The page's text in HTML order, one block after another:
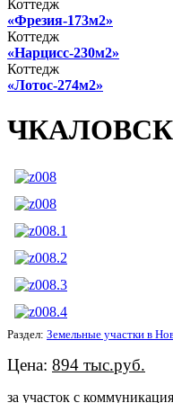
Коттедж
«Фрезия-173м2»
Коттедж
«Нарцисс-230м2»
Коттедж
«Лотос-274м2»
Раздел: Земельные участки в
Цена: 894 тыс.руб.
за участок с